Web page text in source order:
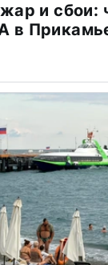
и сбои:
в